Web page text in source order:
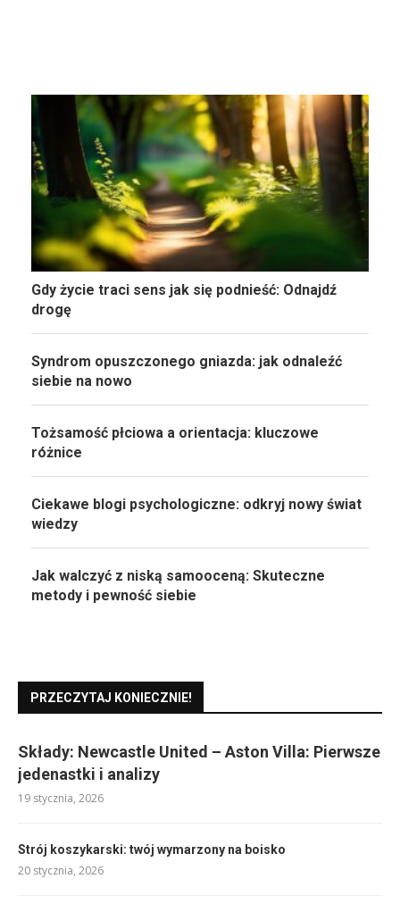
Gdy życie traci sens jak się podnieść: Odnajdź
drogę
Syndrom opuszczonego gniazda: jak odnaleźć
siebie na nowo
Tożsamość płciowa a orientacja: kluczowe
różnice
Ciekawe blogi psychologiczne: odkryj nowy świat
wiedzy
Jak walczyć z niską samooceną: Skuteczne
metody i pewność siebie
PRZECZYTAJ KONIECZNIE!
Składy: Newcastle United – Aston Villa: Pierwsze
jedenastki i analizy
19 stycznia, 2026
Strój koszykarski: twój wymarzony na boisko
20 stycznia, 2026